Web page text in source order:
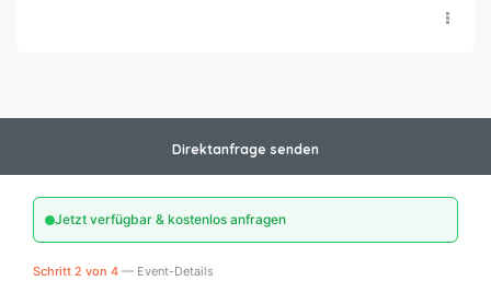
Direktanfrage senden
Jetzt verfügbar & kostenlos anfragen
Schritt 2 von 4 — Event-Details